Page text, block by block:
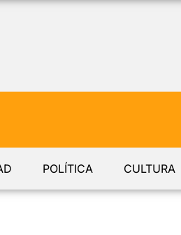
POLÍTICA CULTURA